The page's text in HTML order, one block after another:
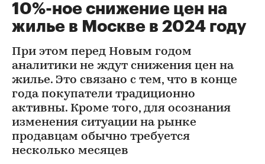
10%-ное снижение цен на
жилье в Москве в 2024 году
При этом перед Новым годом
аналитики не ждут снижения цен на
жилье. Это связано с тем, что в конце
года покупатели традиционно
активны. Кроме того, для осознания
изменения ситуации на рынке
продавцам обычно требуется
несколько месяцев